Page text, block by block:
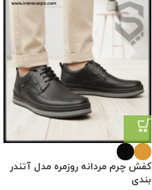
کفش چرم مردانه روزمره مدل آتندر
بندی